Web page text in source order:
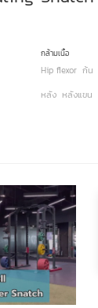
กล้ามเนื้อ
Hip flexor ก้น
หลัง หลังแขน